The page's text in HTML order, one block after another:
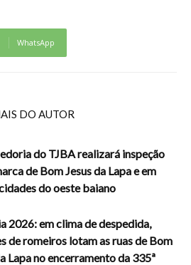
WhatsApp
DO AUTOR
do TJBA realizará inspeção
de Bom Jesus da Lapa e em
do oeste baiano
2026: em clima de despedida,
de romeiros lotam as ruas de Bom
Lapa no encerramento da 335ª